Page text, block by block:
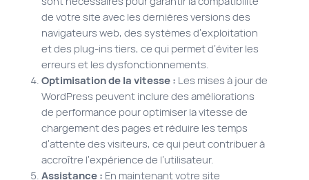
de votre site avec les dernières versions des
navigateurs web, des systèmes d’exploitation
et des plug-ins tiers, ce qui permet d’éviter les
erreurs et les dysfonctionnements.
Optimisation de la vitesse : Les mises à jour de
WordPress peuvent inclure des améliorations
de performance pour optimiser la vitesse de
chargement des pages et réduire les temps
d’attente des visiteurs, ce qui peut contribuer à
accroître l’expérience de l’utilisateur.
Assistance : En maintenant votre site